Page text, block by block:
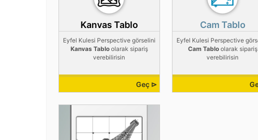
Kanvas Tablo
Eyfel Kulesi Perspective görselini
Kanvas Tabloolarak sipariş
verebilirisin
Geç ⊳
Cam Tablo
Eyfel Kulesi Perspective
Cam Tabloolarak sipariş
verebilirisin